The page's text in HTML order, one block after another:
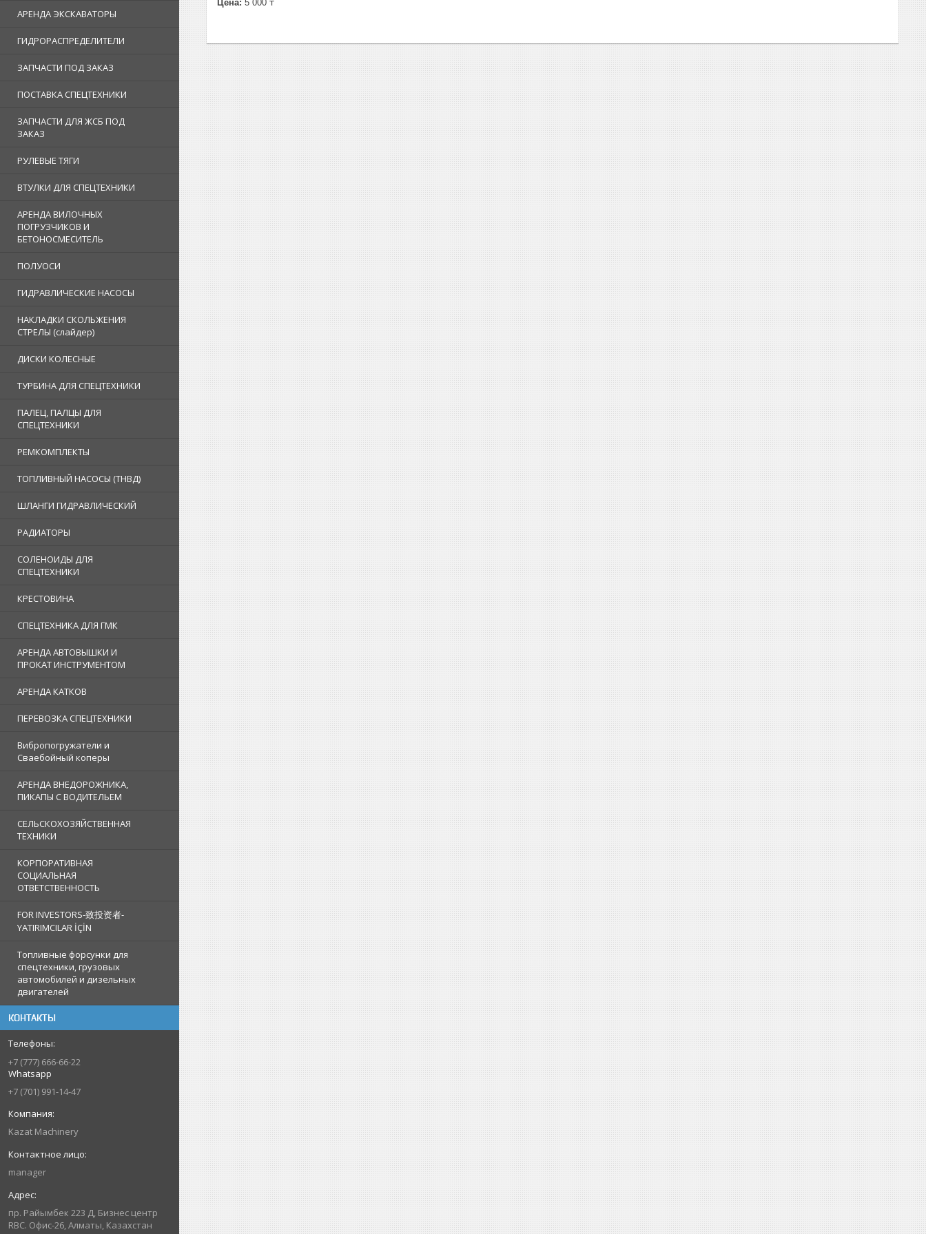
АРЕНДА ЭКСКАВАТОРЫ
ГИДРОРАСПРЕДЕЛИТЕЛИ
ЗАПЧАСТИ ПОД ЗАКАЗ
ПОСТАВКА СПЕЦТЕХНИКИ
ЗАПЧАСТИ ДЛЯ ЖСБ ПОД
ЗАКАЗ
РУЛЕВЫЕ ТЯГИ
ВТУЛКИ ДЛЯ СПЕЦТЕХНИКИ
АРЕНДА ВИЛОЧНЫХ
ПОГРУЗЧИКОВ И
БЕТОНОСМЕСИТЕЛЬ
ПОЛУОСИ
ГИДРАВЛИЧЕСКИЕ НАСОСЫ
НАКЛАДКИ СКОЛЬЖЕНИЯ
СТРЕЛЫ (слайдер)
ДИСКИ КОЛЕСНЫЕ
ТУРБИНА ДЛЯ СПЕЦТЕХНИКИ
ПАЛЕЦ, ПАЛЦЫ ДЛЯ
СПЕЦТЕХНИКИ
РЕМКОМПЛЕКТЫ
ТОПЛИВНЫЙ НАСОСЫ (ТНВД)
ШЛАНГИ ГИДРАВЛИЧЕСКИЙ
РАДИАТОРЫ
СОЛЕНОИДЫ ДЛЯ
СПЕЦТЕХНИКИ
КРЕСТОВИНА
СПЕЦТЕХНИКА ДЛЯ ГМК
АРЕНДА АВТОВЫШКИ И
ПРОКАТ ИНСТРУМЕНТОМ
АРЕНДА КАТКОВ
ПЕРЕВОЗКА СПЕЦТЕХНИКИ
Вибропогружатели и
Сваебойный коперы
АРЕНДА ВНЕДОРОЖНИКА,
ПИКАПЫ С ВОДИТЕЛЬЕМ
СЕЛЬСКОХОЗЯЙСТВЕННАЯ
ТЕХНИКИ
КОРПОРАТИВНАЯ
СОЦИАЛЬНАЯ
ОТВЕТСТВЕННОСТЬ
FOR INVESTORS-致投资者-
YATIRIMCILAR İÇİN
Топливные форсунки для
спецтехники, грузовых
автомобилей и дизельных
двигателей
КОНТАКТЫ
+7 (777) 666-66-22
Whatsapp
+7 (701) 991-14-47
Kazat Machinery
manager
пр. Райымбек 223 Д, Бизнес центр
RBC. Офис-26, Алматы, Казахстан
Цена: 5 000 ₸